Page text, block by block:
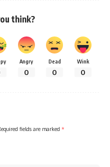
think?
Angry
0
Dead
0
Wink
0
fields are marked *